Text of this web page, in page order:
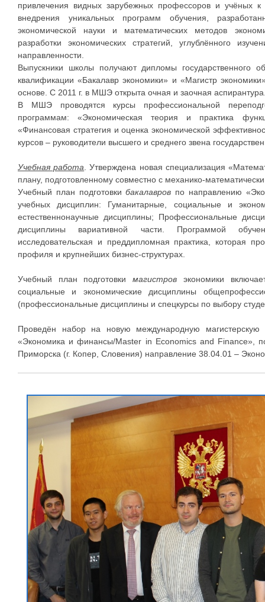
привлечения видных зарубежных профессоров и учёных
внедрения уникальных программ обучения,
экономической науки и математических методов
разработки экономических стратегий, углублённого
направленности.
Выпускники школы получают дипломы государственного
квалификации «Бакалавр экономики» и «Магистр
основе. С 2011 г. в МШЭ открыта очная и заочная
В МШЭ проводятся курсы профессиональной
программам: «Экономическая теория и практика
«Финансовая стратегия и оценка экономической
курсов – руководители высшего и среднего звена
Учебная работа . Утверждена новая специализация
плану, подготовленному совместно с механико-
Учебный план подготовкибакалавров по направлению
учебных дисциплин: Гуманитарные, социальные и
естественнонаучные дисциплины; Профессиональные
дисциплины вариативной части. Программой
исследовательская и преддипломная практика, которая
профиля и крупнейших бизнес-структурах.
Учебный план подготовкимагистров экономики
социальные и экономические дисциплины
(профессиональные дисциплины и спецкурсы по выбору
Проведён набор на новую международную
«Экономика и финансы/Master in Economics and Finance»,
Приморска (г. Копер, Словения) направление 38.04.01 –